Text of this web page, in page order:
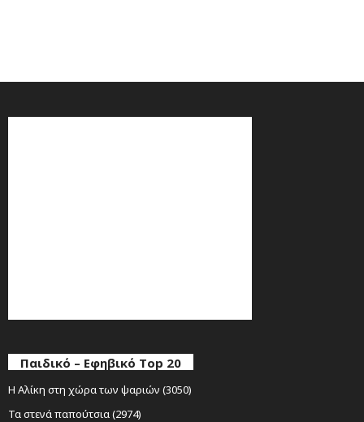
Παιδικό – Εφηβικό Top 20
Η Αλίκη στη χώρα των ψαριών (3050)
Τα στενά παπούτσια (2974)